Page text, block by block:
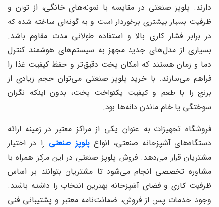
دارند. پلوپز صنعتی در مقایسه با نمونه‌های خانگی، از توان و
ظرفیت بسیار بیشتری برخوردار است و به گونه‌ای ساخته شده که
در برابر فشار کاری بالا و استفاده طولانی مدت مقاوم باشد.
بسیاری از مدل‌های جدید مجهز به سیستم‌های هوشمند کنترل
دما و زمان هستند که امکان پخت دقیق‌تر و حفظ کیفیت غذا را
فراهم می‌سازند. با خرید پلوپز صنعتی می‌توان حجم زیادی از
برنج را با طعم و کیفیت یکنواخت پخت، بدون اینکه نگران
سوختگی یا خام ماندن دانه‌ها بود.
فروشگاه تجهیزات به عنوان یکی از مراکز معتبر در زمینه ارائه
دستگاه‌های آشپزخانه صنعتی، انواع پلوپز صنعتی را در اختیار
مشتریان قرار می‌دهد. فروش پلوپز صنعتی در این مرکز همراه با
مشاوره تخصصی انجام می‌شود تا مشتریان بتوانند بر اساس
ظرفیت کاری و فضای آشپزخانه بهترین انتخاب را داشته باشند.
وجود خدمات پس از فروش، ضمانت‌نامه معتبر و پشتیبانی فنی